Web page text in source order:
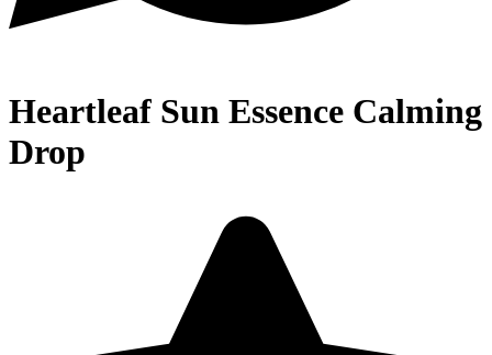
Heartleaf Sun Essence Calming
Drop